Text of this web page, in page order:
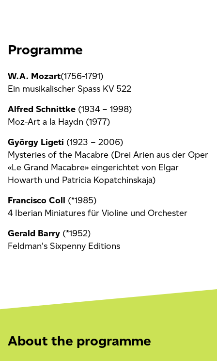
Programme
W.A. Mozart(1756-1791)
Ein musikalischer Spass KV 522
Alfred Schnittke (1934 – 1998)
Moz-Art a la Haydn (1977)
György Ligeti (1923 – 2006)
Mysteries of the Macabre (Drei Arien aus der Oper
«Le Grand Macabre» eingerichtet von Elgar
Howarth und Patricia Kopatchinskaja)
Francisco Coll (*1985)
4 Iberian Miniatures für Violine und Orchester
Gerald Barry (*1952)
Feldman's Sixpenny Editions
About the programme